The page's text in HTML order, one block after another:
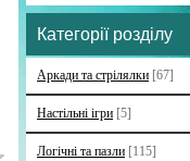
Категорії розділу
Аркади та стрілялки [67]
Настільні ігри [5]
Логічні та пазли [115]